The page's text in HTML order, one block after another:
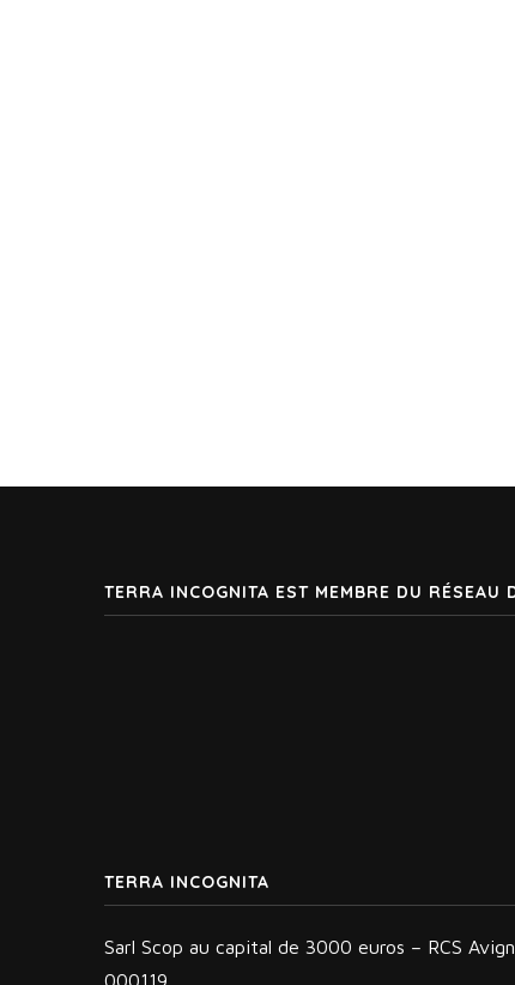
TERRA INCOGNITA EST MEMBRE DU RÉSEAU
TERRA INCOGNITA
Sarl Scop au capital de 3000 euros – RCS
000119